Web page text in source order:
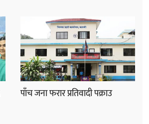
पाँच जना फरार प्रतिवादी पक्राउ